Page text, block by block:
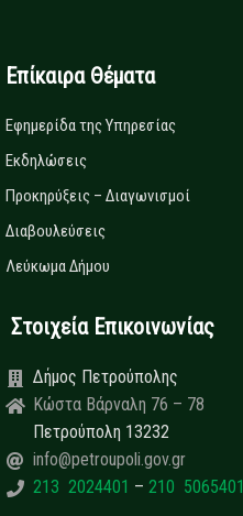
Επίκαιρα Θέματα
Εφημερίδα της Υπηρεσίας
Εκδηλώσεις
Προκηρύξεις – Διαγωνισμοί
Διαβουλεύσεις
Λεύκωμα Δήμου
Στοιχεία Επικοινωνίας
Δήμος Πετρούπολης
Κώστα Βάρναλη 76 – 78
Πετρούπολη 13232
info@petroupoli.gov.gr
213 2024401 – 210 5065401